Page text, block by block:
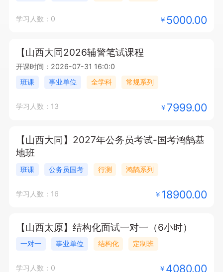
学习人数：0 ￥ 5000.00
【山西大同2026辅警笔试课程
开课时间：2026-07-31 16:0:0
班课 事业单位 全学科 常规系列
学习人数：13 ￥ 7999.00
【山西大同】2027年公务员考试-国考鸿鹄基
地班
班课 公务员国考 行测 鸿鹄系列
学习人数：16 ￥ 18900.00
【山西太原】结构化面试一对一（6小时）
一对一 事业单位 结构化 定制班
学习人数：0 ￥ 4080.00